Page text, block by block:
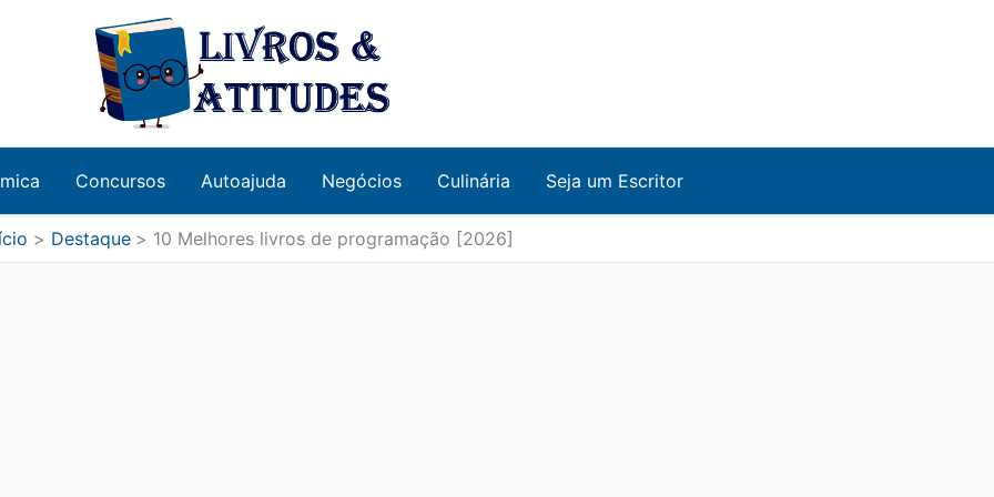
Concursos Autoajuda Negócios Culinária Seja um Escritor
Destaque 10 Melhores livros de programação [2026]